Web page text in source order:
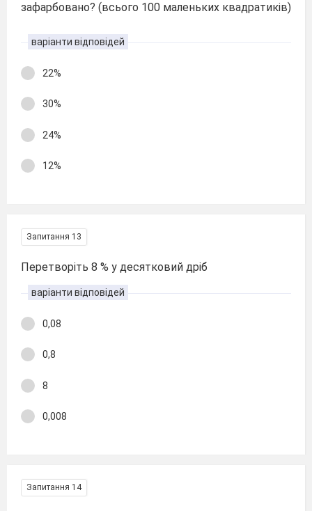
зафарбовано? (всього 100 маленьких квадратиків)
варіанти відповідей
22%
30%
24%
12%
Запитання 13
Перетворіть 8 % у десятковий дріб
варіанти відповідей
0,08
0,8
8
0,008
Запитання 14